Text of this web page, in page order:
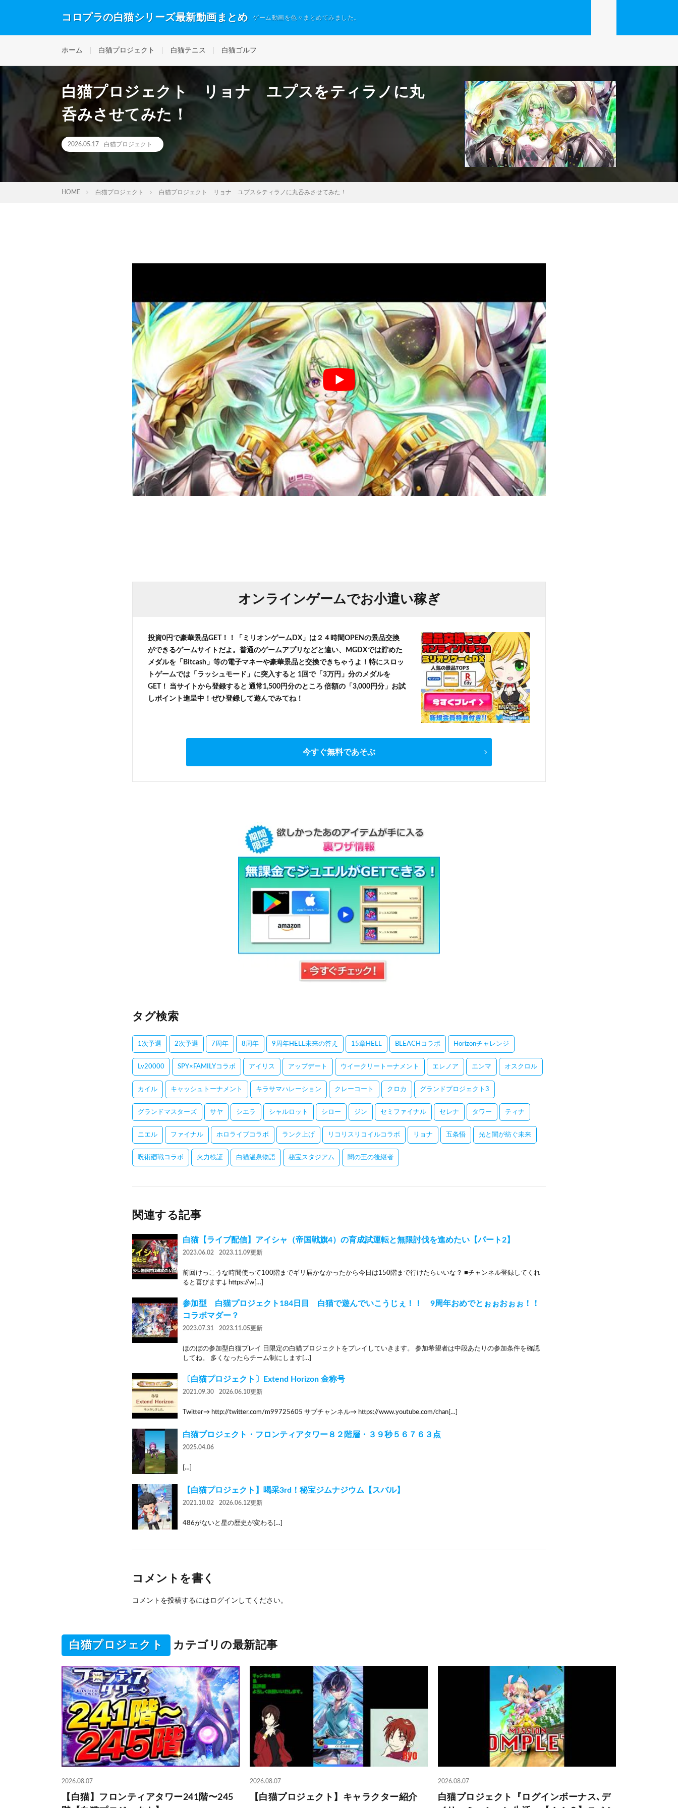
コロプラの白猫シリーズ最新動画まとめ ゲーム動画を色々まとめてみました。
ホーム 白猫プロジェクト 白猫テニス 白猫ゴルフ
白猫プロジェクト リョナ ユプスをティラノに丸
呑みさせてみた！
2026.05.17 白猫プロジェクト
HOME 白猫プロジェクト 白猫プロジェクト リョナ ユプスをティラノに丸呑みさせてみた！
オンラインゲームでお小遣い稼ぎ
投資0円で豪華景品GET！！「ミリオンゲームDX」は２４時間OPENの景品交換
ができるゲームサイトだよ。普通のゲームアプリなどと違い、MGDXでは貯めた
メダルを「Bitcash」等の電子マネーや豪華景品と交換できちゃうよ！特にスロッ
トゲームでは「ラッシュモード」に突入すると 1回で「3万円」分のメダルを
GET！ 当サイトから登録すると 通常1,500円分のところ 倍額の「3,000円分」お試
しポイント進呈中！ぜひ登録して遊んでみてね！
今すぐ無料であそぶ
タグ検索
1次予選 2次予選 7周年 8周年 9周年HELL未来の答え 15章HELL BLEACHコラボ Horizonチャレンジ
Lv20000 SPY×FAMILYコラボ アイリス アップデート ウイークリートーナメント エレノア エンマ オスクロル
カイル キャッシュトーナメント キラサマハレーション クレーコート クロカ グランドプロジェクト3
グランドマスターズ サヤ シエラ シャルロット シロー ジン セミファイナル セレナ タワー ティナ
ニエル ファイナル ホロライブコラボ ランク上げ リコリスリコイルコラボ リョナ 五条悟 光と闇が紡ぐ未来
呪術廻戦コラボ 火力検証 白猫温泉物語 秘宝スタジアム 闇の王の後継者
関連する記事
白猫【ライブ配信】アイシャ（帝国戦旗4）の育成試運転と無限討伐を進めたい【パート2】
2023.06.02 2023.11.09更新
前回けっこうな時間使って100階までギリ届かなかったから今日は150階まで行けたらいいな？ ■チャンネル登録してくれ
ると喜びます↓ https://w[…]
参加型 白猫プロジェクト184日目 白猫で遊んでいこうじぇ！！ 9周年おめでとぉぉおぉぉ！！
コラボマダー？
2023.07.31 2023.11.05更新
ほのぼの参加型白猫プレイ 日限定の白猫プロジェクトをプレイしていきます。 参加希望者は中段あたりの参加条件を確認
してね。 多くなったらチーム制にします[…]
〔白猫プロジェクト〕Extend Horizon 金称号
2021.09.30 2026.06.10更新
Twitter→ http://twitter.com/m99725605 サブチャンネル→ https://www.youtube.com/chan[…]
白猫プロジェクト・フロンティアタワー８２階層・３９秒５６７６３点
2025.04.06
[…]
【白猫プロジェクト】喝采3rd！秘宝ジムナジウム【スバル】
2021.10.02 2026.06.12更新
486がないと星の歴史が変わる[…]
コメントを書く
コメントを投稿するには ログイン してください。
白猫プロジェクト カテゴリの最新記事
2026.08.07
【白猫】フロンティアタワー241階〜245
2026.08.07
【白猫プロジェクト】キャラクター紹介
2026.08.07
白猫プロジェクト『ログインボーナス､デ